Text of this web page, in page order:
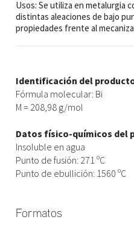
Usos: Se utiliza en metalurgia
distintas aleaciones de bajo
propiedades frente al
Identificación del
Fórmula molecular: Bi
M = 208,98 g/mol
Datos físico-químicos del
Insoluble en agua
Punto de fusión: 271 ºC
Punto de ebullición: 1560 ºC
Formatos